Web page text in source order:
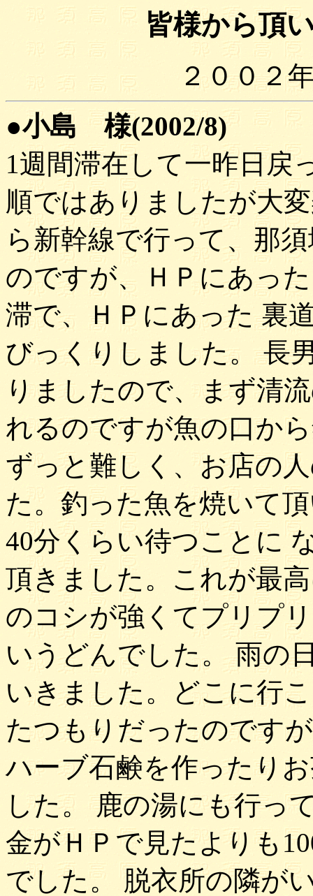
皆様から頂
２００２
●小島 様(2002/8)
1週間滞在して一昨日戻
順ではありましたが大
ら新幹線で行って、那
のですが、ＨＰにあっ
滞で、ＨＰにあった 裏
びっくりしました。 長
りましたので、まず清
れるのですが魚の口か
ずっと難しく、お店の
た。釣った魚を焼いて
40分くらい待つことに
頂きました。これが最
のコシが強くてプリプ
いうどんでした。 雨の
いきました。どこに行
たつもりだったのです
ハーブ石鹸を作ったり
した。 鹿の湯にも行っ
金がＨＰで見たよりも
でした。 脱衣所の隣が